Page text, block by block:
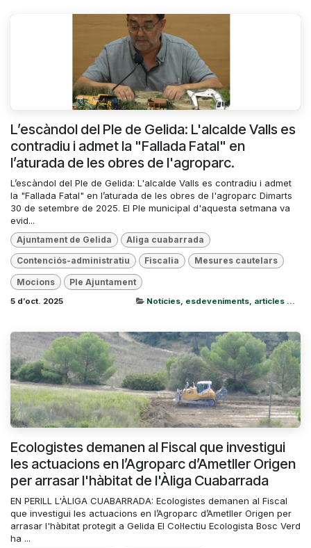
L’escàndol del Ple de Gelida: L'alcalde Valls es
contradiu i admet la "Fallada Fatal" en
l’aturada de les obres de l'agroparc.
L’escàndol del Ple de Gelida: L'alcalde Valls es contradiu i admet
la "Fallada Fatal" en l’aturada de les obres de l'agroparc Dimarts
30 de setembre de 2025. El Ple municipal d'aquesta setmana va
evid...
Ajuntament de Gelida Aliga cuabarrada
Contenciós-administratiu Fiscalia Mesures cautelars
Mocions Ple Ajuntament
5 d’oct. 2025 Notícies, esdeveniments, articles ...
Ecologistes demanen al Fiscal que investigui
les actuacions en l’Agroparc d’Ametller Origen
per arrasar l'hàbitat de l'Àliga Cuabarrada
EN PERILL L'ÀLIGA CUABARRADA: Ecologistes demanen al Fiscal
que investigui les actuacions en l’Agroparc d’Ametller Origen per
arrasar l'hàbitat protegit a Gelida El Col·lectiu Ecologista Bosc Verd
ha ...